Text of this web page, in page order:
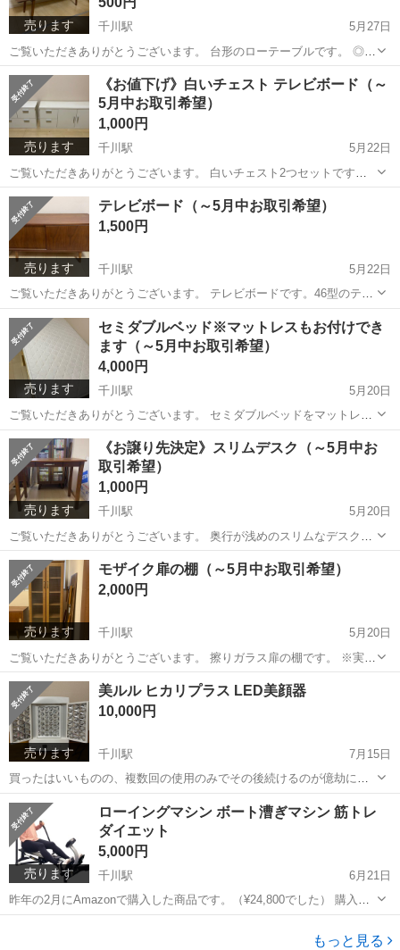
売ります 千川駅
5月27日
ご覧いただきありがとうございます。 台形のローテーブルです。 ◎サ
イズ：幅120cm＊奥行（短33cm）（長45cm）＊高さ35m 部分的に色
剥げがございます。ご了承ください。 引越しに際し他家具もお...
東京 板橋区 千川駅 テーブル ロー
売ります
《お値下げ》白いチェスト テレビボード（～
5月中お取引希望）
1,000円
千川駅
5月22日
ご覧いただきありがとうございます。 白いチェスト2つセットです。
並べてテレビボードとして使用していたり、二つ重ねて収納棚／タン
スとして使用したりしていました。 《サイズ》 大：幅90×奥行30×高
さ40cm ⇒左は2段...
東京 板橋区 千川駅 収納家具 チェスト
売ります
テレビボード（～5月中お取引希望）
1,500円
千川駅
5月22日
ご覧いただきありがとうございます。 テレビボードです。46型のテレ
ビを置いて横幅がちょうど同じくらいです。 スライド式の扉で、 左は
3段階可動式の棚、背面は上下段どちらからもコードが通せるよう 中
央部が縦長に...
東京 板橋区 千川駅 収納家具 ゲーム機
売ります
セミダブルベッド※マットレスもお付けでき
ます（～5月中お取引希望）
4,000円
千川駅
5月20日
ご覧いただきありがとうございます。 セミダブルベッドをマットレス
付きでお出しします。 ※マットレス不要の場合はお申し付けください
宮付きで、ホコリよけスライド式コンセント2口付き。 脚が6本で遮る
板部分がない...
東京 板橋区 千川駅 ベッド 付け
売ります
《お譲り先決定》スリムデスク（～5月中お
取引希望）
1,000円
千川駅
5月20日
ご覧いただきありがとうございます。 奥行が浅めのスリムなデスクで
す。 ノートPCとモニターを置いて、同時に書きものもできる程度には
使い勝手が良かったです。 ◎サイズ：幅90cm＊奥行45cm＊高さ72cm
...
東京 板橋区 千川駅 テーブル
売ります
モザイク扉の棚（～5月中お取引希望）
2,000円
千川駅
5月20日
ご覧いただきありがとうございます。 擦りガラス扉の棚です。 ※実際
にはガラスではなく、強化プラスチックです 本棚として使用していま
した。 ハードカバーの本が前後に収納できる奥行があります。 非常に
しっかりしたつ...
東京 板橋区 収納家具
売ります
美ルル ヒカリプラス LED美顔器
10,000円
千川駅
7月15日
買ったはいいものの、複数回の使用のみでその後続けるのが億劫にな
ってしまって…。 定価¥55,000のお品です。 商品詳細は以下と下記
《公式商品サイト》でご確認ください。 ・商品名：美ルル ヒカリプラ
ス＜belulu Hik...
東京 千川駅 美顔器
売ります
ローイングマシン ボート漕ぎマシン 筋トレ
ダイエット
5,000円
千川駅
6月21日
昨年の2月にAmazonで購入した商品です。（¥24,800でした） 購入か
らしばらくして家の近所にスポーツジムができたので、半年も使わず
に部屋の隅でオブジェとなってしまいました。 強度が1〜12まで設定
もっと見る